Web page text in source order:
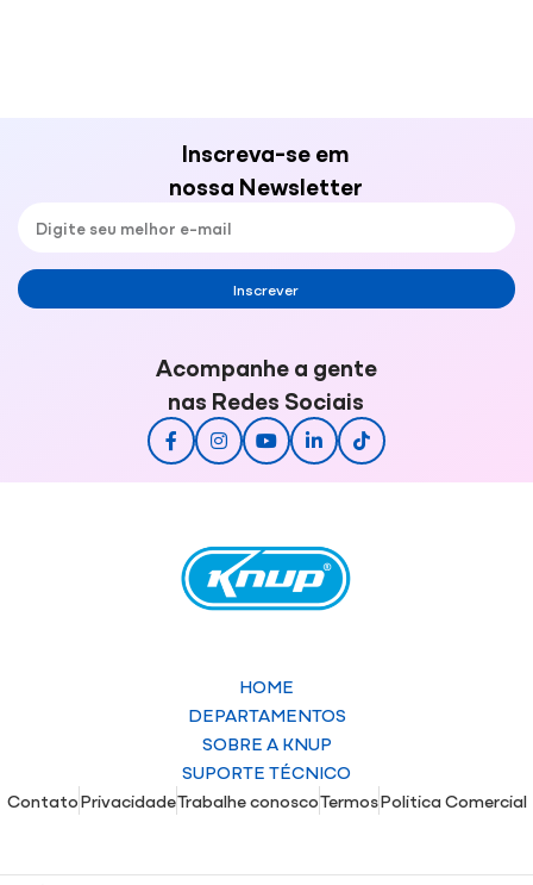
Inscreva-se em
nossa Newsletter
Inscrever
Acompanhe a gente
nas Redes Sociais
HOME
DEPARTAMENTOS
SOBRE A KNUP
SUPORTE TÉCNICO
ContatoPrivacidadeTrabalhe conoscoTermosPolitica Comercial